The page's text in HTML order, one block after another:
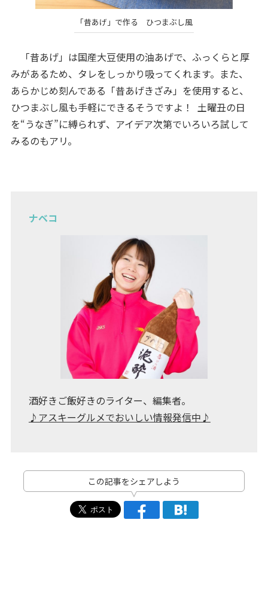
「昔あげ」で作る ひつまぶし風
「昔あげ」は国産大豆使用の油あげで、ふっくらと厚
みがあるため、タレをしっかり吸ってくれます。また、
あらかじめ刻んである「昔あげきざみ」を使用すると、
ひつまぶし風も手軽にできるそうですよ！ 土曜丑の日
を“うなぎ”に縛られず、アイデア次第でいろいろ試して
みるのもアリ。
ナベコ
酒好きご飯好きのライター、編集者。
♪アスキーグルメでおいしい情報発信中♪
この記事をシェアしよう